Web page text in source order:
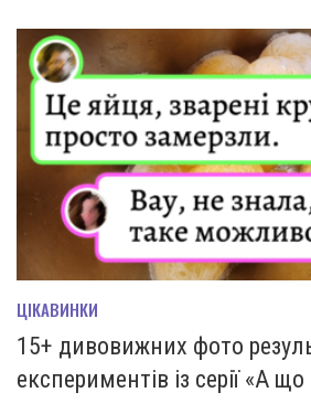
ЦІКАВИНКИ
15+ дивовижних фото
експериментів із серії «А